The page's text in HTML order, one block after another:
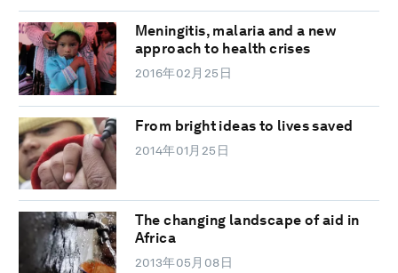
Meningitis, malaria and a new
approach to health crises
2016年02月25日
From bright ideas to lives saved
2014年01月25日
The changing landscape of aid in
Africa
2013年05月08日